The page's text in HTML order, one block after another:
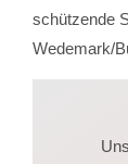
schützende
Wedemark/